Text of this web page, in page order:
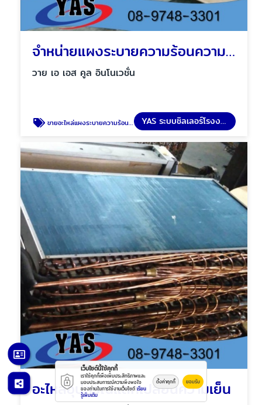
จำหน่ายแผงระบายความร้อนความเย็น
วาย เอ เอส คูล อินโนเวชั่น
ขายอะไหล่แผงระบายความร้อนความเย็น YAS ระบบชิลเลอร์โรงงาน
อะไหล่อุปกรณ์แลกเปลี่ยนความเย็น
เว็บไซต์นี้ใช้คุกกี้
เราใช้คุกกี้เพื่อเพิ่มประสิทธิภาพและ
มอบประสบการณ์ความพึงพอใจ
ของท่านในการใช้งานเว็บไซต์ เรียน
รู้เพิ่มเติม
ตั้งค่าคุกกี้ ยอมรับ